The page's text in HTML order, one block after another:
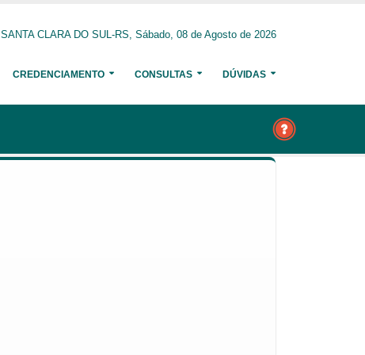
SANTA CLARA DO SUL-RS, Sábado, 08 de Agosto de 2026
CREDENCIAMENTO CONSULTAS DÚVIDAS